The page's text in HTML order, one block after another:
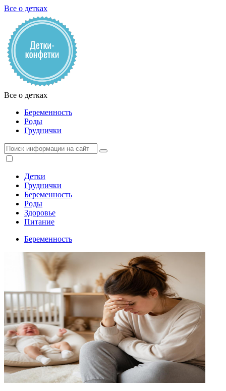
Все о детках
Все о детках
Беременность
Роды
Груднички
Детки
Груднички
Беременность
Роды
Здоровье
Питание
Беременность